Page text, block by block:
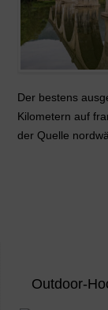
Der bestens
Kilometern auf
der Quelle
Outdoor-